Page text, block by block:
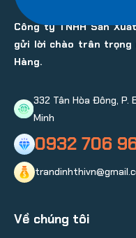
Công ty TNHH Sản
gửi lời chào trân trọng
Hàng.
332 Tân Hòa Đông, P.
Minh
0932 706
Về chúng tôi